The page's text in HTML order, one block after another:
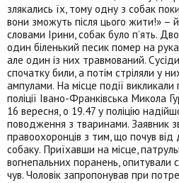
злякались їх, тому одну з собак
вони зможуть після цього жити!» –
словами Ірини, собак було п’ять.
один біленький песик помер на
але один із них травмований.
спочатку били, а потім стріляли у
ампулами. На місце події викликали
поліції Івано-Франківська Микола
16 вересня, о 19.47 у поліцію
поводження з тваринами. Заявник
правоохоронців з тим, що почув від
собаку. Приїхавши на місце,
вогнепальних поранень, опитували
чув. Чоловік запропонував при